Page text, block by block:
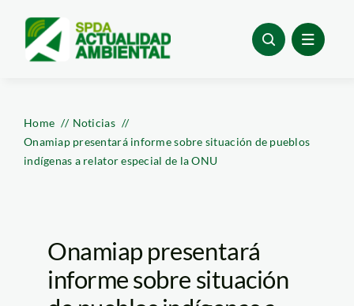
content
Home
Noticias
Onamiap presentará informe sobre situación de pueblos
indígenas a relator especial de la ONU
Onamiap presentará
informe sobre situación